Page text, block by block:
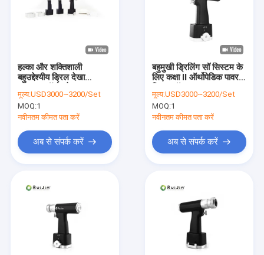
हमारे बारे में
कारखाना भ्रमण
हल्का और शक्तिशाली
बहुउद्देश्यीय ड्रिल देखा
डिग्री
मूल्य:USD3000~3200/Set
MOQ:1
नवीनतम कीमत पता करें
अब से संपर्क करें
बहुमुखी ड्रिलिंग सॉ सिस्टम के
लिए कक्षा II ऑर्थोपेडिक पावर
मूल्य:USD3000~3200/Set
MOQ:1
नवीनतम कीमत पता करें
अब से संपर्क करें